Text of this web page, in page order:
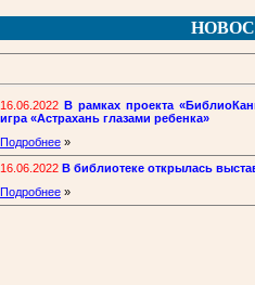
16.06.2022 В рамках проекта
игра «Астрахань глазами ребенка»
Подробнее »
16.06.2022 В библиотеке открылась
Подробнее »